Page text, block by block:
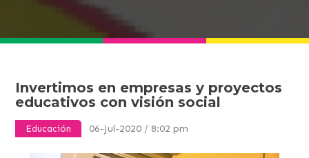
Invertimos en empresas y proyectos
educativos con visión social
Educación 06-Jul-2020 / 8:02 pm